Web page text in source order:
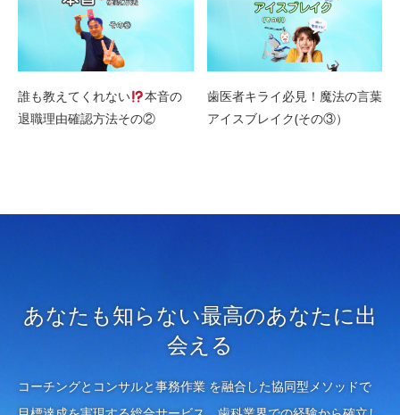
誰も教えてくれない
本音の
退職理由確認方法その②
歯医者キライ必見！魔法の言葉
アイスブレイク(その③）
あなたも知らない最高のあなたに出
会える
コーチングとコンサルと事務作業 を融合した協同型メソッドで